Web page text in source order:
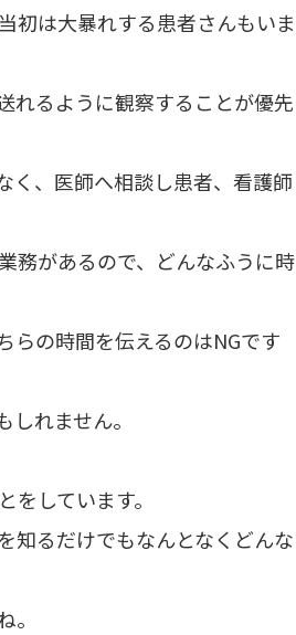
初は大暴れする患者さんもいま
れるように観察することが優先
く、医師へ相談し患者、看護師
務があるので、どんなふうに時
らの時間を伝えるのはNGです
れません。
しています。
知るだけでもなんとなくどんな